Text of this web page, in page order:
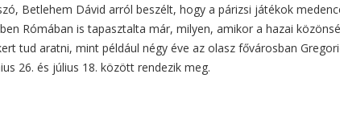
Betlehem Dávid arról beszélt, hogy a párizsi játékok
Rómában is tapasztalta már, milyen, amikor a hazai
tud aratni, mint például négy éve az olasz fővárosban
26. és július 18. között rendezik meg.